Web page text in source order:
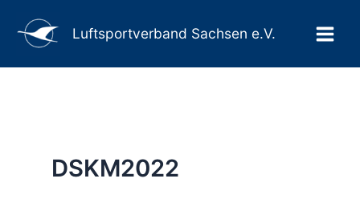
Inhalt
springen
Luftsportverband Sachsen e.V.
DSKM2022